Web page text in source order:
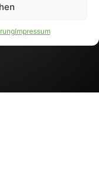
Impressum